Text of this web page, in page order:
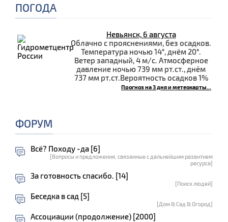
ПОГОДА
Невьянск, 6 августа
Облачно с прояснениями, без осадков.
Температура ночью 14°, днём 20°.
Ветер западный, 4 м/с. Атмосферное
давление ночью 739 мм рт.ст., днём
737 мм рт.ст.Вероятность осадков 1%
Прогноз на 3 дня и метеокарты...
ФОРУМ
Всё? Походу -да [6]
[Вопросы и предложения, связанные с дальнейшим развитием
ресурса]
За готовность спасибо. [14]
[Поиск людей]
Беседка в сад [5]
[Дом & Сад & Огород]
Ассоциации (продолжение) [2000]